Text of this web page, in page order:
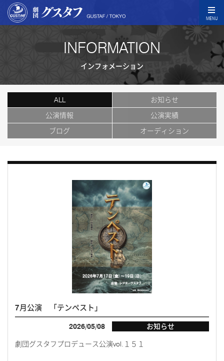
MENU
INFORMATION
インフォメーション
ALL
お知らせ
公演情報
公演実績
ブログ
オーディション
7月公演 「テンペスト」
2026/05/08 お知らせ
劇団グスタフプロデュース公演vol.１５１